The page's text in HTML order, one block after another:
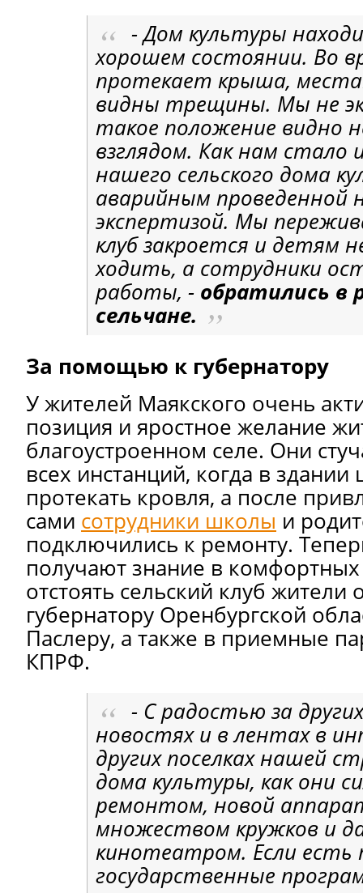
- Дом культуры
хорошем состоянии. Во
протекает крыша,
видны трещины. Мы не
такое положение видно
взглядом. Как нам стало
нашего сельского дома
аварийным проведенной
экспертизой. Мы
клуб закроется и детям
ходить, а сотрудники
работы, - обратились в
сельчане.
За помощью к губернатору
У жителей Маякского очень
позиция и яростное желание
благоустроенном селе. Они
всех инстанций, когда в
протекать кровля, а после
сами сотрудники школы и
подключились к ремонту.
получают знание в
отстоять сельский клуб жители
губернатору Оренбургской
Паслеру, а также в приемные
КПРФ.
- С радостью за
новостях и в лентах в
других поселках нашей
дома культуры, как они
ремонтом, новой
множеством кружков и
кинотеатром. Если есть
государственные